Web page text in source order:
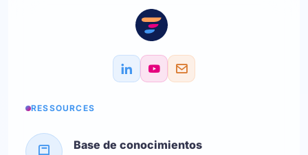
RESSOURCES
Base de conocimientos